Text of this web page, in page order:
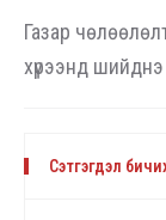
Газар
хүрээнд шийднэ
Сэтгэгдэл